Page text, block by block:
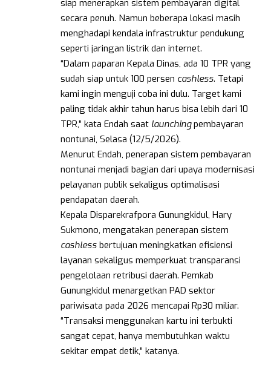
siap menerapkan sistem pembayaran digital
secara penuh. Namun beberapa lokasi masih
menghadapi kendala infrastruktur pendukung
seperti jaringan listrik dan internet.
“Dalam paparan Kepala Dinas, ada 10 TPR yang
sudah siap untuk 100 persen cashless. Tetapi
kami ingin menguji coba ini dulu. Target kami
paling tidak akhir tahun harus bisa lebih dari 10
TPR,” kata Endah saat launchingpembayaran
nontunai, Selasa (12/5/2026).
Menurut Endah, penerapan sistem pembayaran
nontunai menjadi bagian dari upaya modernisasi
pelayanan publik sekaligus optimalisasi
pendapatan daerah.
Kepala Disparekrafpora Gunungkidul, Hary
Sukmono, mengatakan penerapan sistem
cashless bertujuan meningkatkan efisiensi
layanan sekaligus memperkuat transparansi
pengelolaan retribusi daerah. Pemkab
Gunungkidul menargetkan PAD sektor
pariwisata pada 2026 mencapai Rp30 miliar.
“Transaksi menggunakan kartu ini terbukti
sangat cepat, hanya membutuhkan waktu
sekitar empat detik,” katanya.